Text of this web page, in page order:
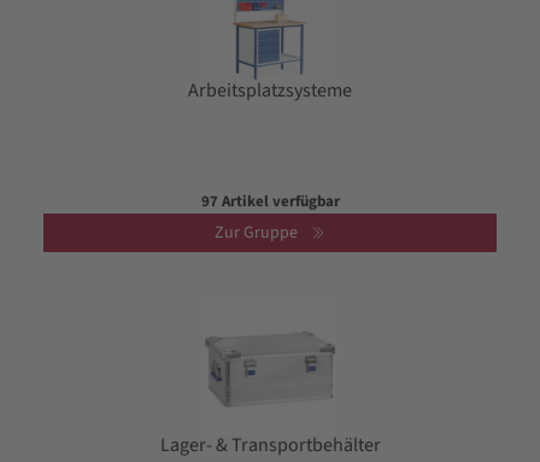
Arbeitsplatzsysteme
97 Artikel verfügbar
Zur Gruppe
Lager- & Transportbehälter